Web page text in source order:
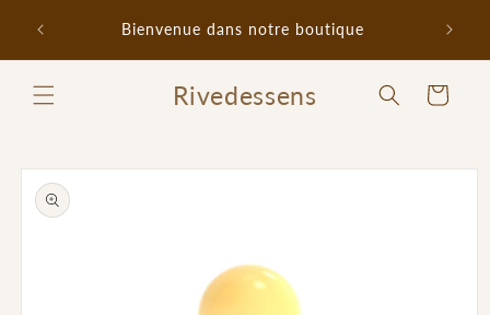
passer
contenu
Bienvenue dans notre boutique
Rivedessens Panier
Passer aux
informations
produits